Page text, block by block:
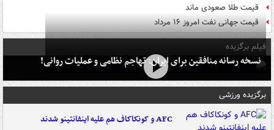
قیمت طلا صعودی ماند
قیمت جهانی نفت امروز ۱۶ مرداد
فیلم برگزیده
نسخه رسانه منافقین برای ایران: تهاجم نظامی و عملیات روانی!
برگزیده ورزشی
AFC و کونکاکاف هم علیه اینفانتینو شدند